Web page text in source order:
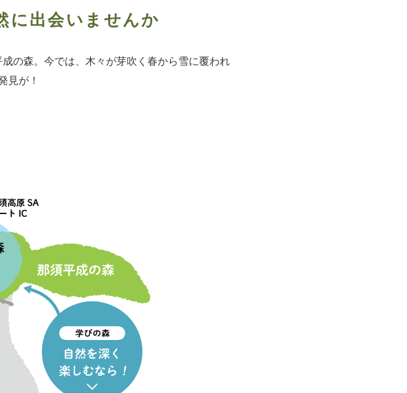
に出会いませんか
の森。今では、木々が芽吹く春から雪に覆われ
見が！